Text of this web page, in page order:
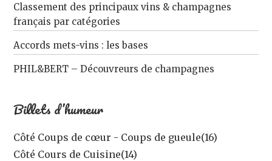
Classement des principaux vins & champagnes
français par catégories
Accords mets-vins : les bases
PHIL&BERT – Découvreurs de champagnes
Billets d’humeur
Côté Coups de cœur - Coups de gueule(16)
Côté Cours de Cuisine(14)